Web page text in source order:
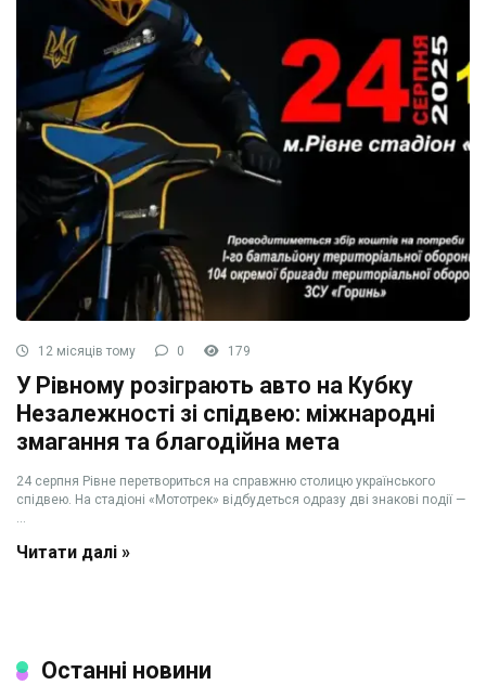
12 місяців тому 0 179
У Рівному розіграють авто на Кубку
Незалежності зі спідвею: міжнародні
змагання та благодійна мета
24 серпня Рівне перетвориться на справжню столицю українського
спідвею. На стадіоні «Мототрек» відбудеться одразу дві знакові події —
...
Читати далі »
Останні новини